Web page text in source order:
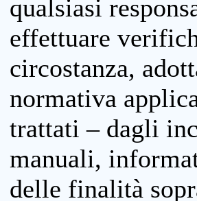
qualsiasi
effettuare
circostanza,
normativa
trattati – dagli
manuali,
delle finalità